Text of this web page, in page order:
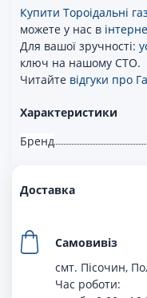
Купити Тороідальні
можете у нас в
Для вашої зручності:
ключ на нашому СТО.
Читайте відгуки про
Характеристики
Бренд
Доставка
Самовивіз
смт. Пісочин,
Час роботи: